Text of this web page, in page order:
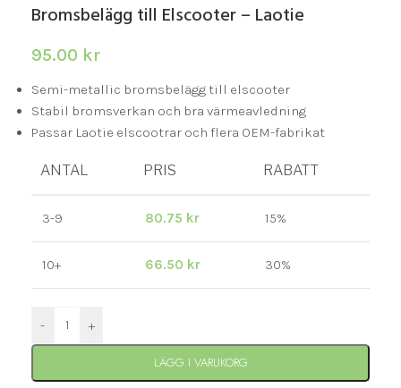
Bromsbelägg till Elscooter – Laotie
95.00 kr
Semi-metallic bromsbelägg till elscooter
Stabil bromsverkan och bra värmeavledning
Passar Laotie elscootrar och flera OEM-fabrikat
ANTAL PRIS RABATT
3-9 80.75 kr 15%
10+ 66.50 kr 30%
- +
LÄGG I VARUKORG